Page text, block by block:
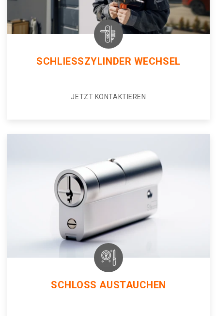
SCHLIESSZYLINDER WECHSEL
JETZT KONTAKTIEREN
SCHLOSS AUSTAUCHEN